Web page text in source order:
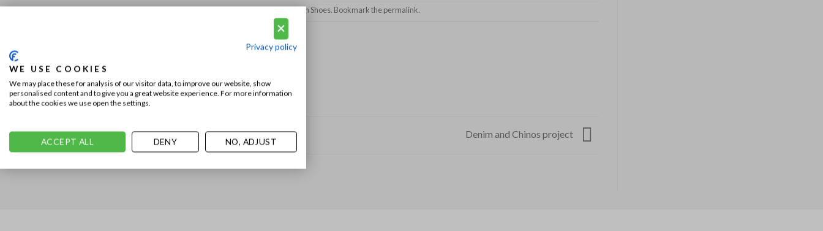
This entry was posted inVousten Shoes. Bookmark thepermalink.
Denim and Chinos project
Privacy policy
WE USE COOKIES
We may place these for analysis of our visitor data, to improve our website, show
personalised content and to give you a great website experience. For more information
about the cookies we use open the settings.
ACCEPT ALL DENY NO, ADJUST